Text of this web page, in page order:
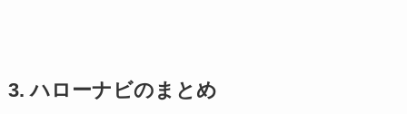
3. ハローナビのまとめ